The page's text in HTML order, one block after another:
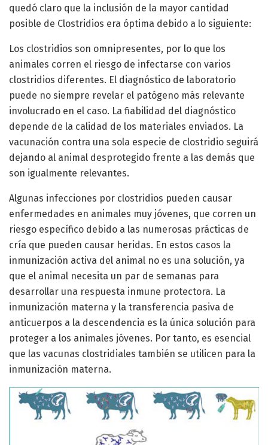
quedó claro que la inclusión de la mayor cantidad
posible de Clostridios era óptima debido a lo siguiente:
Los clostridios son omnipresentes, por lo que los
animales corren el riesgo de infectarse con varios
clostridios diferentes. El diagnóstico de laboratorio
puede no siempre revelar el patógeno más relevante
involucrado en el caso. La fiabilidad del diagnóstico
depende de la calidad de los materiales enviados. La
vacunación contra una sola especie de clostridio seguirá
dejando al animal desprotegido frente a las demás que
son igualmente relevantes.
Algunas infecciones por clostridios pueden causar
enfermedades en animales muy jóvenes, que corren un
riesgo específico debido a las numerosas prácticas de
cría que pueden causar heridas. En estos casos la
inmunización activa del animal no es una solución, ya
que el animal necesita un par de semanas para
desarrollar una respuesta inmune protectora. La
inmunización materna y la transferencia pasiva de
anticuerpos a la descendencia es la única solución para
proteger a los animales jóvenes. Por tanto, es esencial
que las vacunas clostridiales también se utilicen para la
inmunización materna.